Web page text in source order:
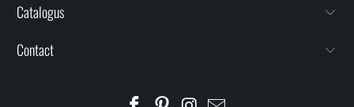
Catalogus
Contact